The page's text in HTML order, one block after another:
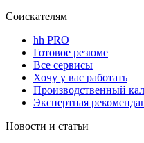
Соискателям
hh PRO
Готовое резюме
Все сервисы
Хочу у вас работать
Производственный
Экспертная
Новости и статьи